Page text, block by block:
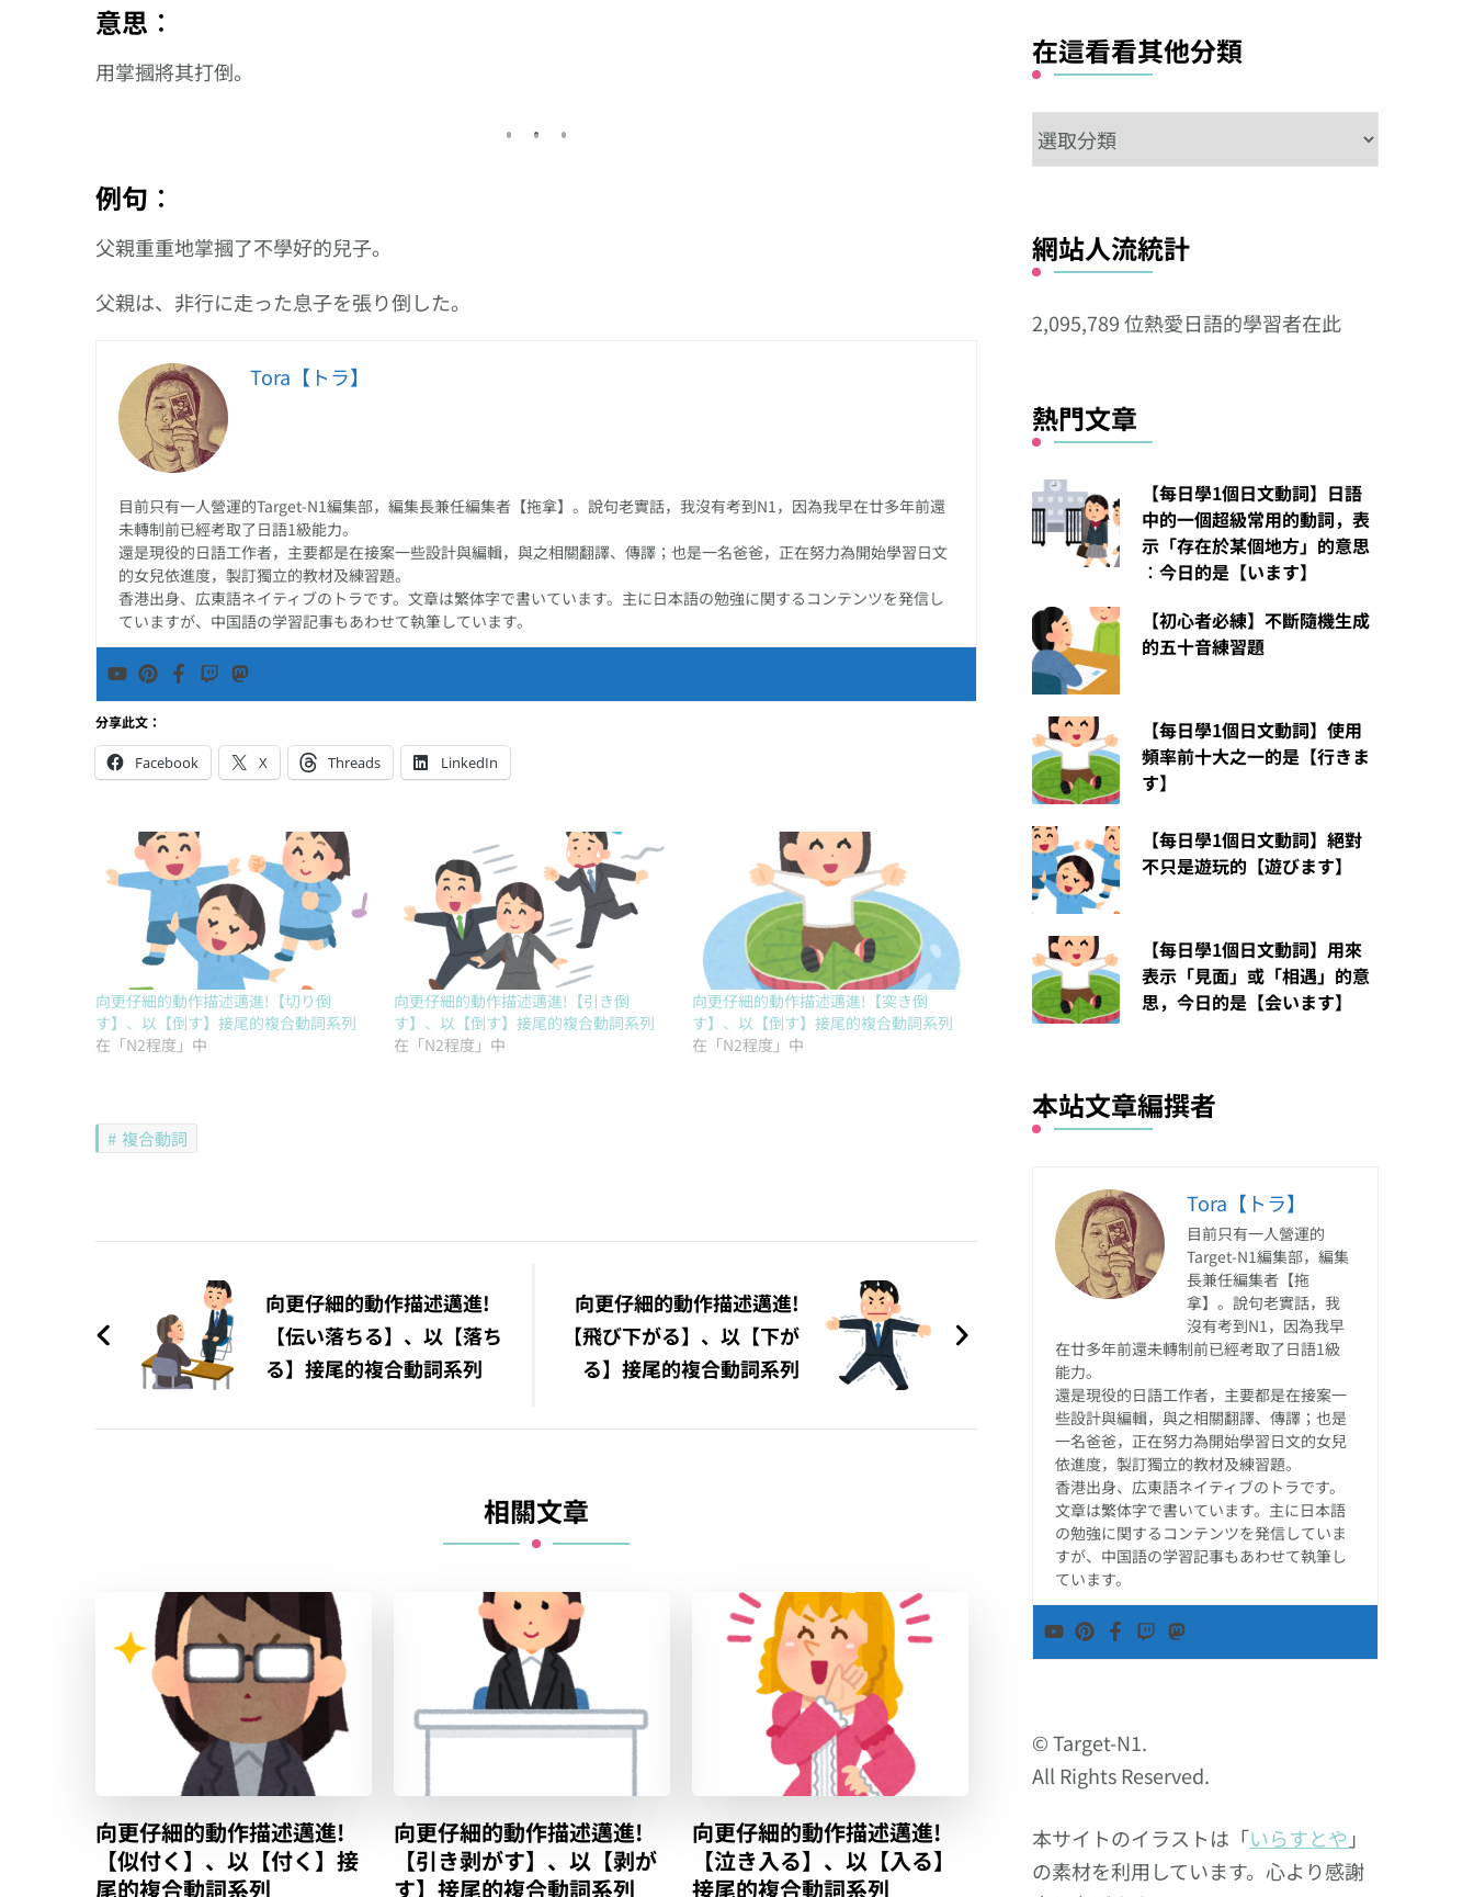
意思︰
用掌摑將其打倒。
例句︰
父親重重地掌摑了不學好的兒子。
父親は、非行に走った息子を張り倒した。
Tora【トラ】
目前只有一人營運的Target-N1編集部，編集長兼任編集者【拖拿】。說句老實話，我沒有考到N1，因為我早在廿多年前還
未轉制前已經考取了日語1級能力。
還是現役的日語工作者，主要都是在接案一些設計與編輯，與之相關翻譯、傳譯；也是一名爸爸，正在努力為開始學習日文
的女兒依進度，製訂獨立的教材及練習題。
香港出身、広東語ネイティブのトラです。文章は繁体字で書いています。主に日本語の勉強に関するコンテンツを発信し
ていますが、中国語の学習記事もあわせて執筆しています。
分享此文：
Facebook X Threads LinkedIn
向更仔細的動作描述邁進!【切り倒
す】、以【倒す】接尾的複合動詞系列
在「N2程度」中
向更仔細的動作描述邁進!【引き倒
す】、以【倒す】接尾的複合動詞系列
在「N2程度」中
向更仔細的動作描述邁進!【突き倒
す】、以【倒す】接尾的複合動詞系列
在「N2程度」中
複合動詞
章
導
向更仔細的動作描述邁進!
【伝い落ちる】、以【落ち
る】接尾的複合動詞系列
向更仔細的動作描述邁進!
【飛び下がる】、以【下が
る】接尾的複合動詞系列
相關文章
向更仔細的動作描述邁進!
【似付く】、以【付く】接
尾的複合動詞系列
向更仔細的動作描述邁進!
【引き剥がす】、以【剥が
す】接尾的複合動詞系列
向更仔細的動作描述邁進!
【泣き入る】、以【入る】
接尾的複合動詞系列
在這看看其他分類
在
這
其
分
網站人流統計
2,095,789 位熱愛日語的學習者在此
熱門文章
【每日學1個日文動詞】日語
中的一個超級常用的動詞，表
示「存在於某個地方」的意思
︰今日的是【います】
【初心者必練】不斷隨機生成
的五十音練習題
【每日學1個日文動詞】使用
頻率前十大之一的是【行きま
す】
【每日學1個日文動詞】絕對
不只是遊玩的【遊びます】
【每日學1個日文動詞】用來
表示「見面」或「相遇」的意
思，今日的是【会います】
本站文章編撰者
Tora【トラ】
目前只有一人營運的
Target-N1編集部，編集
長兼任編集者【拖
拿】。說句老實話，我
沒有考到N1，因為我早
在廿多年前還未轉制前已經考取了日語1級
能力。
還是現役的日語工作者，主要都是在接案一
些設計與編輯，與之相關翻譯、傳譯；也是
一名爸爸，正在努力為開始學習日文的女兒
依進度，製訂獨立的教材及練習題。
香港出身、広東語ネイティブのトラです。
文章は繁体字で書いています。主に日本語
の勉強に関するコンテンツを発信していま
すが、中国語の学習記事もあわせて執筆し
ています。
© Target-N1.
All Rights Reserved.
本サイトのイラストは「いらすとや 」
の素材を利用しています。心より感謝